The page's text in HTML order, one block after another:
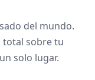
del mundo.
sobre tu
solo lugar.